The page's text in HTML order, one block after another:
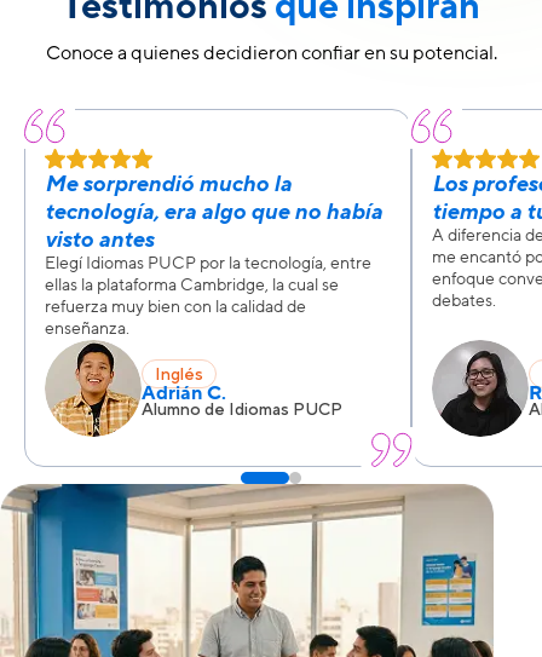
Conoce a quienes decidieron confiar en su potencial.
Me sorprendió mucho la
tecnología, era algo que no había
visto antes
Elegí Idiomas PUCP por la tecnología, entre
ellas la plataforma Cambridge, la cual se
refuerza muy bien con la calidad de
enseñanza.
Inglés
Adrián C.
Alumno de Idiomas PUCP
Los
tiempo a
A diferencia
me encantó
enfoque
debates.